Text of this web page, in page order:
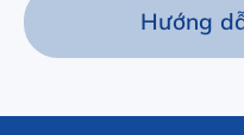
Hướng